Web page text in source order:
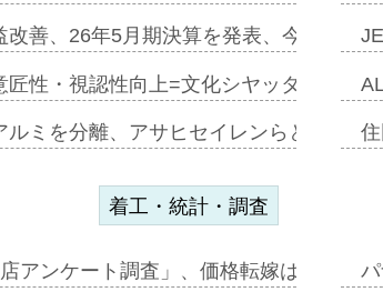
改善、26年5月期決算を発表、今期は増
性・視認性向上=文化シヤッター…
ルミを分離、アサヒセイレンらと協働開
着工・統計・調査
アンケート調査」、価格転嫁は十分に